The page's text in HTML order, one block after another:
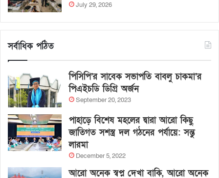
July 29, 2026
সর্বাধিক পঠিত
পিসিপি’র সাবেক সভাপতি বাবলু চাকমা’র
পিএইচডি ডিগ্রি অর্জন
September 20, 2023
পাহাড়ে বিশেষ মহলের দ্বারা আরো কিছু
জাতিগত সশস্ত্র দল গঠনের পর্যায়ে: সন্তু
লারমা
December 5, 2022
আরো অনেক স্বপ্ন দেখা বাকি, আরো অনেক